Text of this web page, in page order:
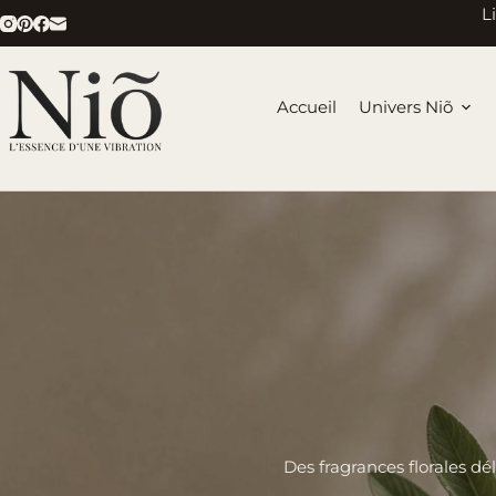
Passer
au
contenu
Accueil Univers Niõ
Des fragrances florales